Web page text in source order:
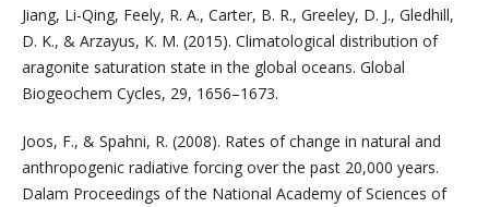
Jiang, Li-Qing, Feely, R. A., Carter, B. R., Greeley, D. J., Gledhill,
D. K., & Arzayus, K. M. (2015). Climatological distribution of
aragonite saturation state in the global oceans. Global
Biogeochem Cycles, 29, 1656–1673.
Joos, F., & Spahni, R. (2008). Rates of change in natural and
anthropogenic radiative forcing over the past 20,000 years.
Dalam Proceedings of the National Academy of Sciences of